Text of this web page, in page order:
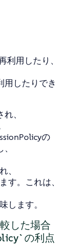
利用したり、
したりでき
、
の
、
す。これは、
します。
した場合
の利点